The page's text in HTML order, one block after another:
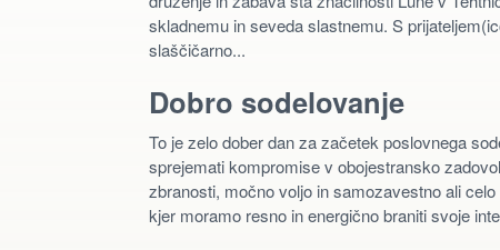
skladnemu in seveda slastnemu. S
slaščičarno...
Dobro sodelovanje
To je zelo dober dan za začetek poslovnega
sprejemati kompromise v obojestransko
zbranosti, močno voljo in samozavestno ali
kjer moramo resno in energično braniti svoje